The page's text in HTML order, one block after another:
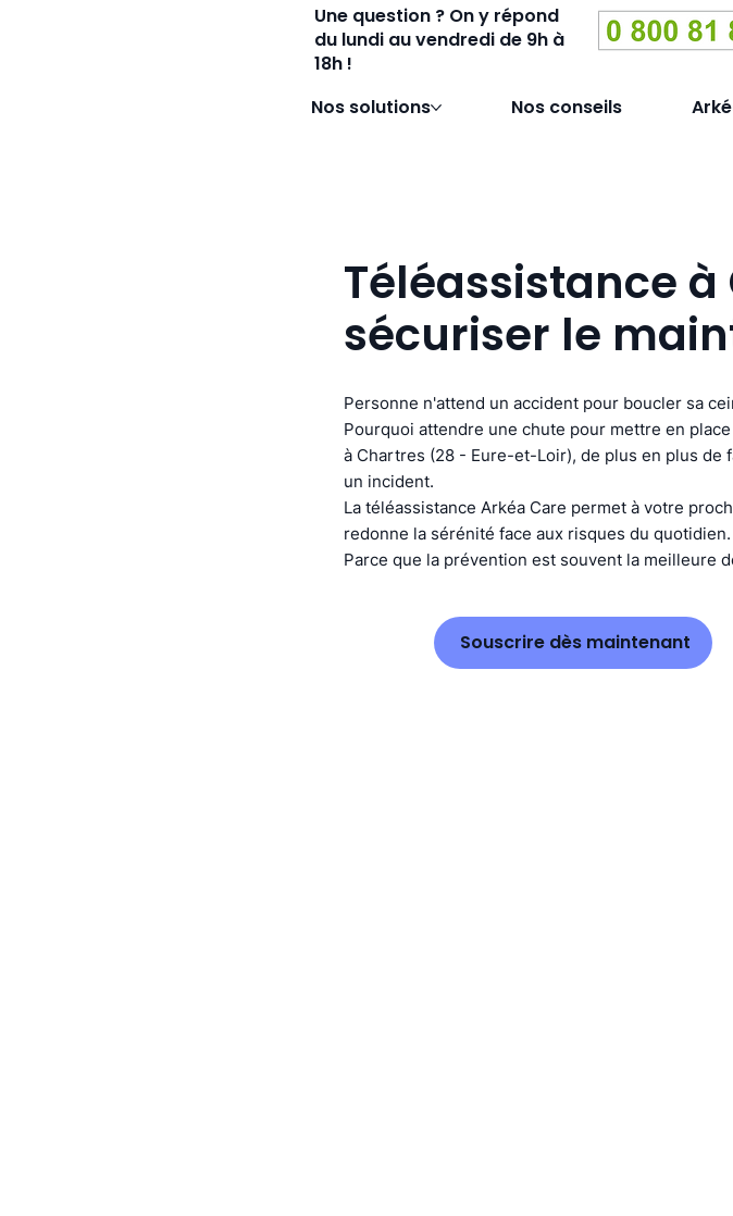
Une question ? On y répond
du lundi au vendredi de 9h à
18h !
Nos solutions Nos conseils
Téléassistance à
sécuriser le
Personne n'attend un accident pour boucler sa
Pourquoi attendre une chute pour mettre en
à Chartres (28 - Eure-et-Loir), de plus en plus
un incident.
La téléassistance Arkéa Care permet à votre
redonne la sérénité face aux risques du quotidien.
Parce que la prévention est souvent la meilleure
Souscrire dès maintenant